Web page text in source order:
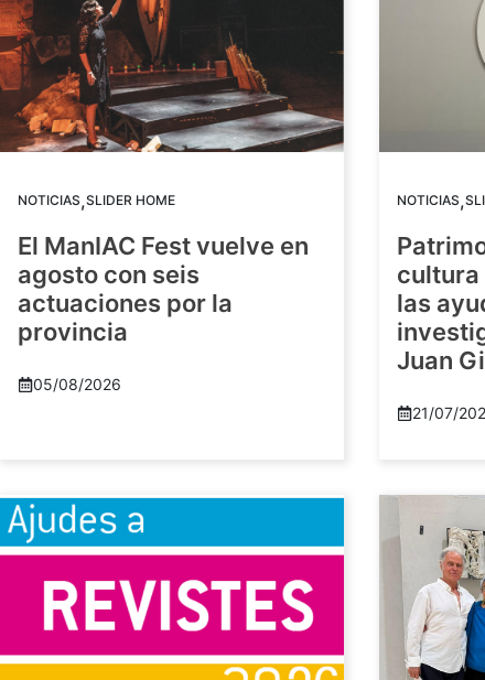
NOTICIAS,SLIDER HOME
El ManIAC Fest vuelve en
agosto con seis
actuaciones por la
provincia
05/08/2026
NOTICIAS,
cultura
las
Juan
21/07/